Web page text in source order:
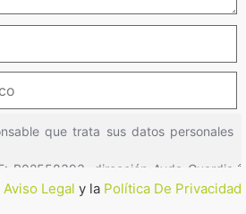
Aviso Legal y la Política De Privacidad